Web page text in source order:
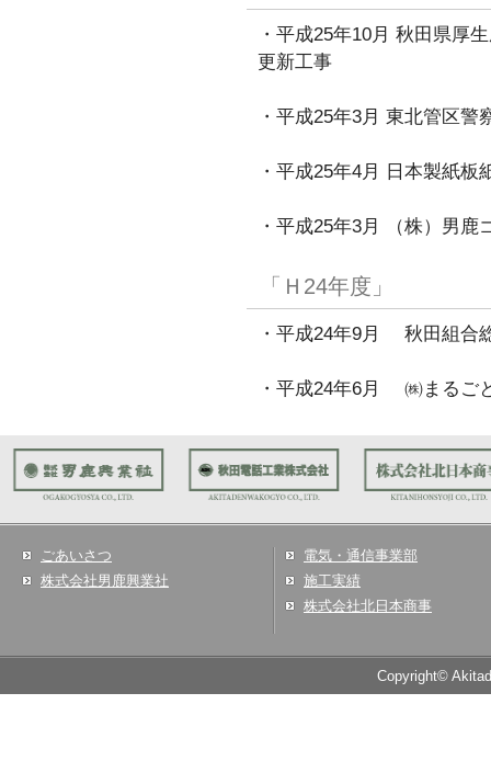
・平成25年10月 秋田県厚
更新工事
・平成25年3月 東北管区
・平成25年4月 日本製紙
・平成25年3月 （株）男
「Ｈ24年度」
・平成24年9月 秋田組合
・平成24年6月 ㈱まるご
ごあいさつ
株式会社男鹿興業社
電気・通信事業部
施工実績
株式会社北日本商事
Copyright©